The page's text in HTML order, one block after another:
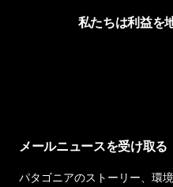
私たちは利益を
メールニュースを受け取る
パタゴニアのストーリー、環